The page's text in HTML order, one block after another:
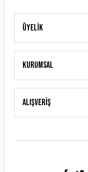
Üyelik
Kurumsal
Alışveriş